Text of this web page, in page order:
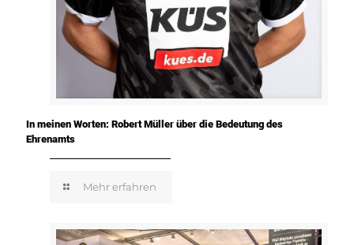
In meinen Worten: Robert Müller über die Bedeutung des
Ehrenamts
Mehr erfahren